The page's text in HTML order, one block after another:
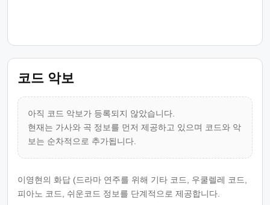
코드 악보
아직 코드 악보가 등록되지 않았습니다.
현재는 가사와 곡 정보를 먼저 제공하고 있으며 코드와 악
보는 순차적으로 추가됩니다.
이영현의 화답 (드라마 연주를 위해 기타 코드, 우쿨렐레 코드,
피아노 코드, 쉬운코드 정보를 단계적으로 제공합니다.